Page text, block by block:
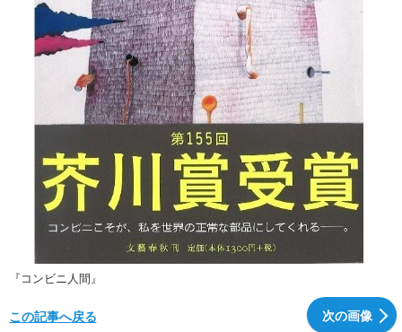
『コンビニ人間』
次の画像
この記事へ戻る